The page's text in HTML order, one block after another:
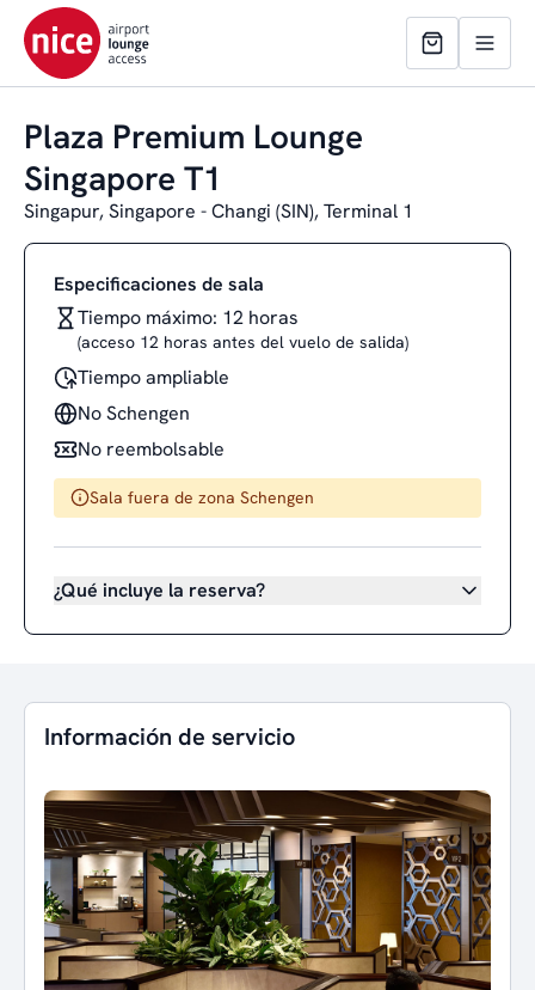
Plaza Premium Lounge
Singapore T1
Singapur, Singapore - Changi (SIN), Terminal 1
Especificaciones de sala
Tiempo máximo: 12 horas
(acceso 12 horas antes del vuelo de salida)
Tiempo ampliable
No Schengen
No reembolsable
Sala fuera de zona Schengen
¿Qué incluye la reserva?
Información de servicio